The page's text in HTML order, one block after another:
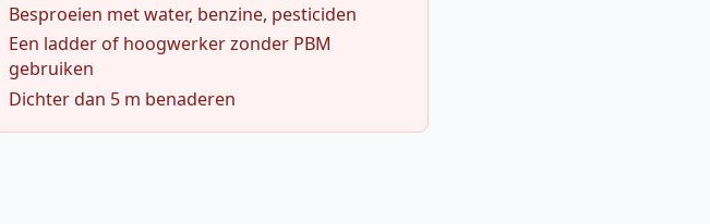
Besproeien met water, benzine, pesticiden
Een ladder of hoogwerker zonder PBM
gebruiken
Dichter dan 5 m benaderen